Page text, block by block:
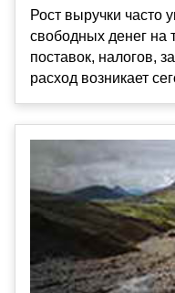
Рост выручки часто
свободных денег на
поставок, налогов,
расход возникает